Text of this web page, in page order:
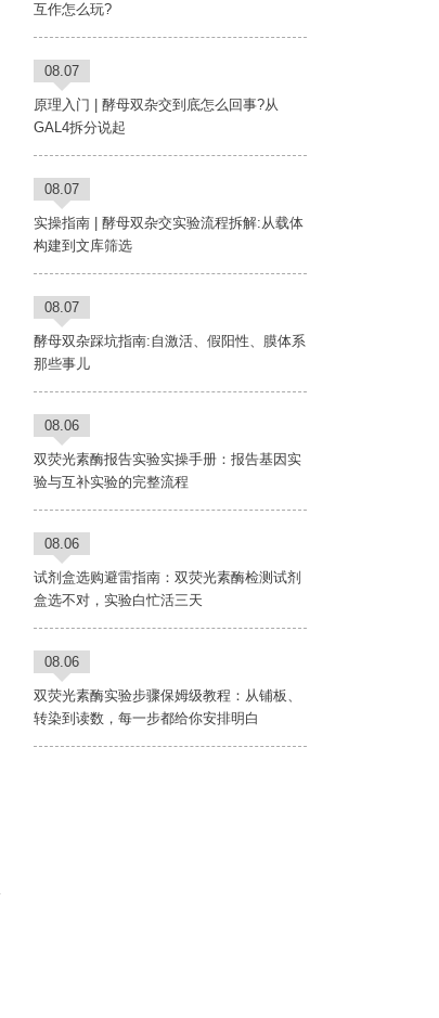
互作怎么玩?
08.07
原理入门 | 酵母双杂交到底怎么回事?从
GAL4拆分说起
08.07
实操指南 | 酵母双杂交实验流程拆解:从载体
构建到文库筛选
08.07
酵母双杂踩坑指南:自激活、假阳性、膜体系
那些事儿
08.06
双荧光素酶报告实验实操手册：报告基因实
验与互补实验的完整流程
08.06
试剂盒选购避雷指南：双荧光素酶检测试剂
盒选不对，实验白忙活三天
08.06
双荧光素酶实验步骤保姆级教程：从铺板、
转染到读数，每一步都给你安排明白